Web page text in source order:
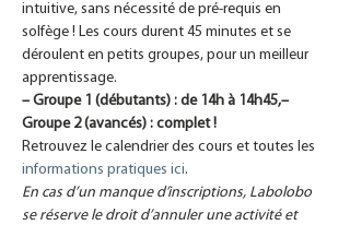
intuitive, sans nécessité de pré-requis en
solfège ! Les cours durent 45 minutes et se
déroulent en petits groupes, pour un meilleur
apprentissage.
– Groupe 1 (débutants) : de 14h à 14h45,–
Groupe 2 (avancés) : complet !
Retrouvez le calendrier des cours et toutes les
informations pratiques ici.
En cas d’un manque d’inscriptions, Labolobo
se réserve le droit d’annuler une activité et